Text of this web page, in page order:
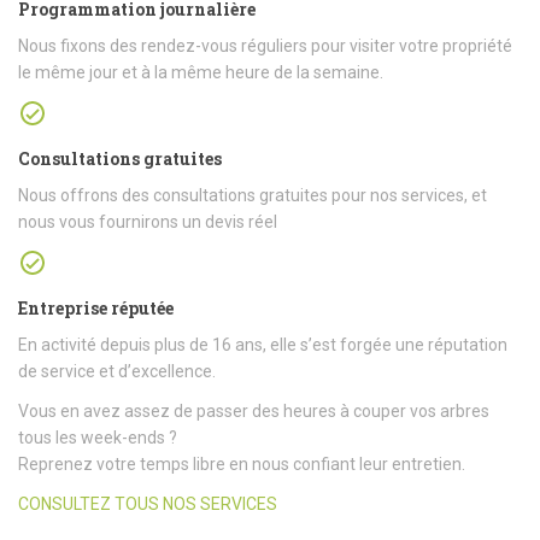
Programmation journalière
Nous fixons des rendez-vous réguliers pour visiter votre propriété
le même jour et à la même heure de la semaine.
Consultations gratuites
Nous offrons des consultations gratuites pour nos services, et
nous vous fournirons un devis réel
Entreprise réputée
En activité depuis plus de 16 ans, elle s’est forgée une réputation
de service et d’excellence.
Vous en avez assez de passer des heures à couper vos arbres
tous les week-ends ?
Reprenez votre temps libre en nous confiant leur entretien.
CONSULTEZ TOUS NOS SERVICES